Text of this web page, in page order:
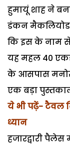
हुमायूं शाह ने
डंकन मैकलियोड
कि इस के नाम से
यह महल 40
के आसपास
एक बड़ा
ये भी पढ़ें-टैवल
ध्यान
हजारद्वारी पैलेस